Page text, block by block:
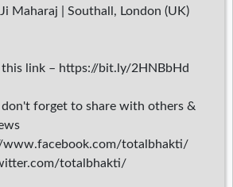
Maharaj | Southall, London (UK)
this link – https://bit.ly/2HNBbHd
don't forget to share with others &
www.facebook.com/totalbhakti/
totalbhakti/